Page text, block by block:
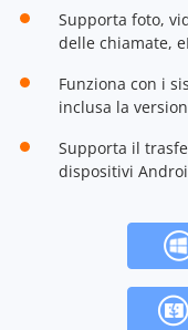
Supporta foto,
delle chiamate,
Funziona con i
inclusa la
Supporta il
dispositivi